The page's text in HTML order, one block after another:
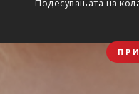
Подесувањата на